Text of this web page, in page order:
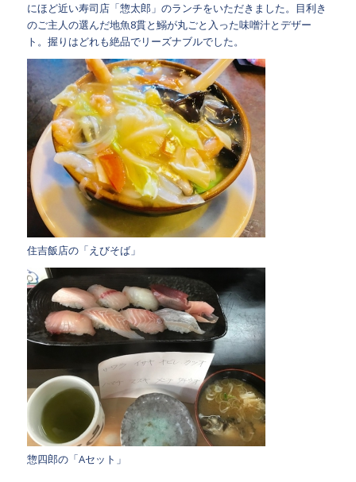
にほど近い寿司店「惣太郎」のランチをいただきました。目利き
のご主人の選んだ地魚8貫と鰯が丸ごと入った味噌汁とデザー
ト。握りはどれも絶品でリーズナブルでした。
住吉飯店の「えびそば」
惣四郎の「Aセット」